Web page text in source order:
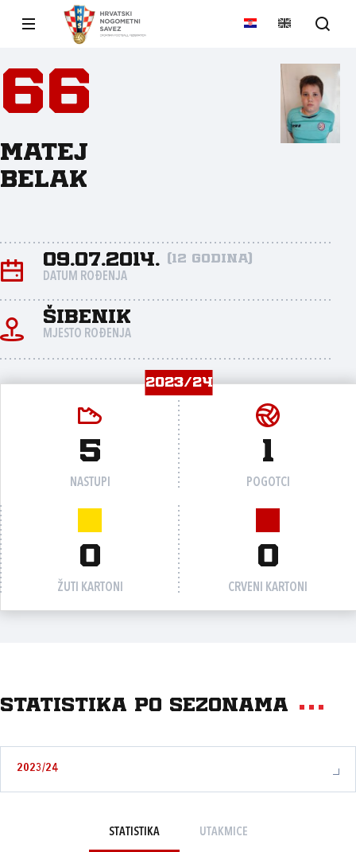
66
Matej
Belak
09.07.2014. (12 godina)
DATUM ROĐENJA
Šibenik
MJESTO ROĐENJA
2023/24
5
NASTUPI
1
POGOTCI
0
ŽUTI KARTONI
0
CRVENI KARTONI
Statistika po sezonama
2023/24
STATISTIKA UTAKMICE